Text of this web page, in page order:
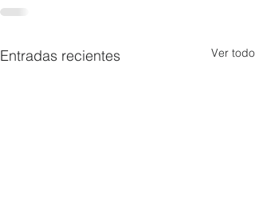
Entradas recientes Ver todo